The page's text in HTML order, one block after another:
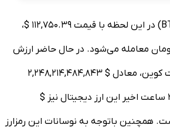
هر واحد بیت کوین (BTC) در این لحظه با قیمت ۱۱۲,۷۵۰.۳۹ $،
۱۲,۳۴۷,۴۸۱,۱۱۴ تومان معامله می‌شود. در حال حاضر ارزش
کل بازار ارز دیجیتال بیت کوین، معادل $ ۲,۲۴۸,۲۱۴,۴۸۴,۸۴۳
است. حجم معاملات ۲۴ ساعت اخیر این ارز دیجیتال نیز $
بوده است. همچنین باتوجه به نوسانات این رمزارز